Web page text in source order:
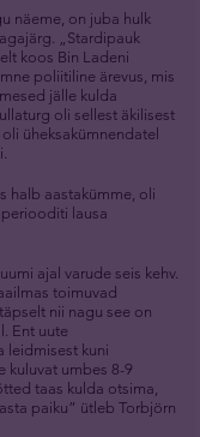
näeme, on juba hulk
„Stardipauk
koos Bin Ladeni
poliitiline ärevus, mis
jälle kulda
oli sellest äkilisest
üheksakümnendatel
halb aastakümme, oli
lausa
ajal varude seis kehv.
toimuvad
nii nagu see on
Ent uute
leidmisest kuni
kuluvat umbes 8-9
taas kulda otsima,
paiku” ütleb Torbjörn